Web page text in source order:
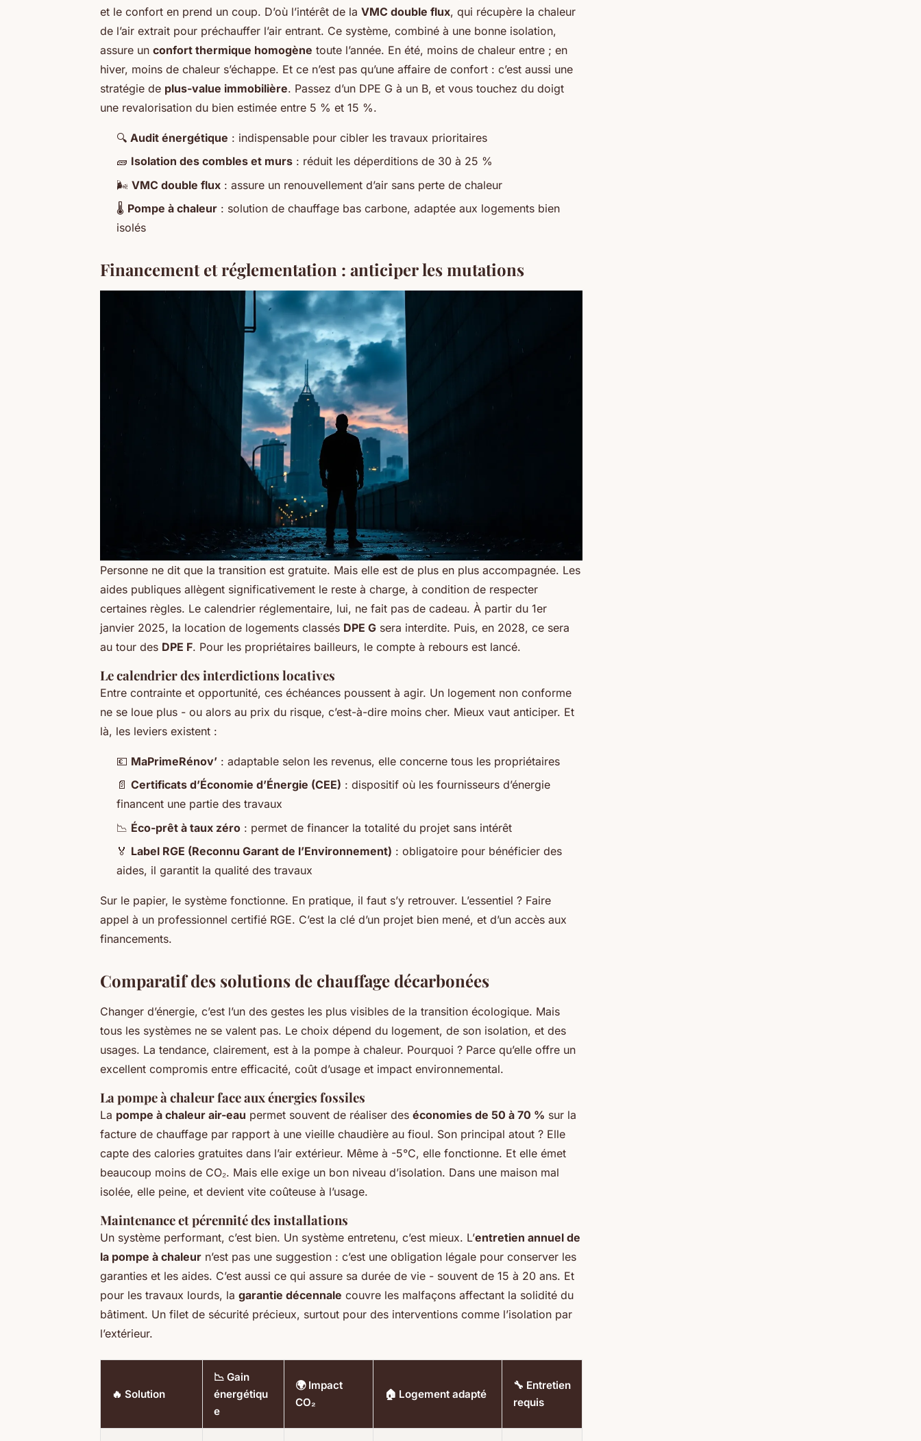
et le confort en prend un coup. D’où l’intérêt de la VMC double flux, qui récupère la chaleur
de l’air extrait pour préchauffer l’air entrant. Ce système, combiné à une bonne isolation,
assure un confort thermique homogène toute l’année. En été, moins de chaleur entre ; en
hiver, moins de chaleur s’échappe. Et ce n’est pas qu’une affaire de confort : c’est aussi une
stratégie de plus-value immobilière. Passez d’un DPE G à un B, et vous touchez du doigt
une revalorisation du bien estimée entre 5 % et 15 %.
🔍 Audit énergétique : indispensable pour cibler les travaux prioritaires
🧱 Isolation des combles et murs : réduit les déperditions de 30 à 25 %
🌬️ VMC double flux : assure un renouvellement d’air sans perte de chaleur
🌡️ Pompe à chaleur : solution de chauffage bas carbone, adaptée aux logements bien
isolés
Financement et réglementation : anticiper les mutations
Personne ne dit que la transition est gratuite. Mais elle est de plus en plus accompagnée. Les
aides publiques allègent significativement le reste à charge, à condition de respecter
certaines règles. Le calendrier réglementaire, lui, ne fait pas de cadeau. À partir du 1er
janvier 2025, la location de logements classés DPE G sera interdite. Puis, en 2028, ce sera
au tour des DPE F. Pour les propriétaires bailleurs, le compte à rebours est lancé.
Le calendrier des interdictions locatives
Entre contrainte et opportunité, ces échéances poussent à agir. Un logement non conforme
ne se loue plus - ou alors au prix du risque, c’est-à-dire moins cher. Mieux vaut anticiper. Et
là, les leviers existent :
💶 MaPrimeRénov’ : adaptable selon les revenus, elle concerne tous les propriétaires
📄 Certificats d’Économie d’Énergie (CEE) : dispositif où les fournisseurs d’énergie
financent une partie des travaux
📉 Éco-prêt à taux zéro : permet de financer la totalité du projet sans intérêt
🏅 Label RGE (Reconnu Garant de l’Environnement) : obligatoire pour bénéficier des
aides, il garantit la qualité des travaux
Sur le papier, le système fonctionne. En pratique, il faut s’y retrouver. L’essentiel ? Faire
appel à un professionnel certifié RGE. C’est la clé d’un projet bien mené, et d’un accès aux
financements.
Comparatif des solutions de chauffage décarbonées
Changer d’énergie, c’est l’un des gestes les plus visibles de la transition écologique. Mais
tous les systèmes ne se valent pas. Le choix dépend du logement, de son isolation, et des
usages. La tendance, clairement, est à la pompe à chaleur. Pourquoi ? Parce qu’elle offre un
excellent compromis entre efficacité, coût d’usage et impact environnemental.
La pompe à chaleur face aux énergies fossiles
La pompe à chaleur air-eau permet souvent de réaliser des économies de 50 à 70 % sur la
facture de chauffage par rapport à une vieille chaudière au fioul. Son principal atout ? Elle
capte des calories gratuites dans l’air extérieur. Même à -5°C, elle fonctionne. Et elle émet
beaucoup moins de CO₂. Mais elle exige un bon niveau d’isolation. Dans une maison mal
isolée, elle peine, et devient vite coûteuse à l’usage.
Maintenance et pérennité des installations
Un système performant, c’est bien. Un système entretenu, c’est mieux. L’entretien annuel de
la pompe à chaleur n’est pas une suggestion : c’est une obligation légale pour conserver les
garanties et les aides. C’est aussi ce qui assure sa durée de vie - souvent de 15 à 20 ans. Et
pour les travaux lourds, la garantie décennale couvre les malfaçons affectant la solidité du
bâtiment. Un filet de sécurité précieux, surtout pour des interventions comme l’isolation par
l’extérieur.
🔥 Solution
📉 Gain
énergétiqu
e
🌍 Impact
CO₂
🏠 Logement adapté
🔧 Entretien
requis